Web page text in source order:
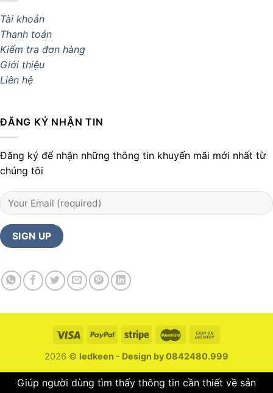
Tài khoản
Thanh toán
Kiểm tra đơn hàng
Giới thiệu
Liên hệ
ĐĂNG KÝ NHẬN TIN
Đăng ký để nhận những thông tin khuyến mãi mới nhất từ
chúng tôi
2026 © ledkeen - Design by 0842480.999
Giúp người dùng tìm thấy thông tin cần thiết về sản